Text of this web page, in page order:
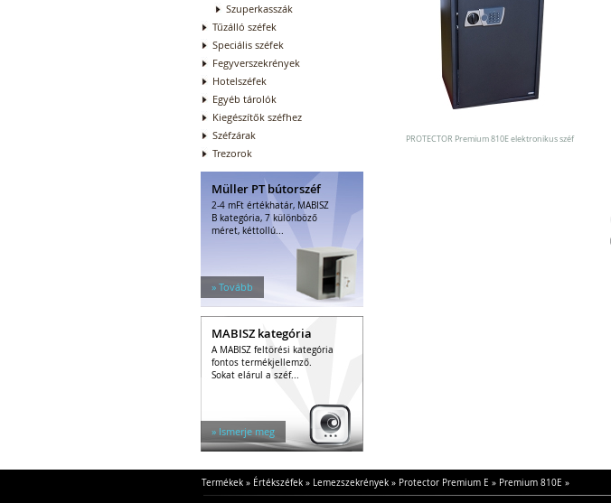
Szuperkasszák
Tűzálló széfek
Speciális széfek
Fegyverszekrények
Hotelszéfek
Egyéb tárolók
Kiegészítők széfhez
Széfzárak
Trezorok
Müller PT bútorszéf
2-4 mFt értékhatár, MABISZ
B kategória, 7 különböző
méret, kéttollú...
» Tovább
MABISZ kategória
A MABISZ feltörési kategória
fontos termékjellemző.
Sokat elárul a széf...
» Ismerje meg
PROTECTOR Premium 810E elektronikus széf
Termékek» Értékszéfek» Lemezszekrények» Protector Premium E » Premium 810E »